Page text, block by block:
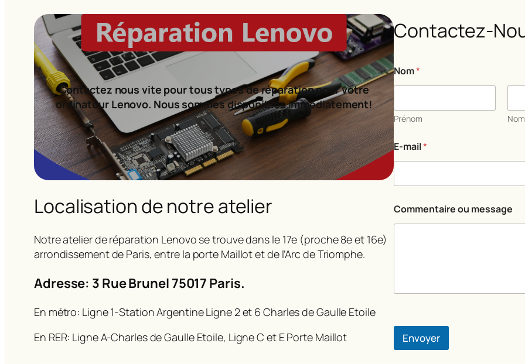
Contactez nous vite pour tous types de réparation pour votre
ordinateur Lenovo. Nous sommes disponibles immédiatement!
Localisation de notre atelier
Notre atelier de réparation Lenovo se trouve dans le 17e (proche 8e et 16e)
arrondissement de Paris, entre la porte Maillot et de l’Arc de Triomphe.
Adresse: 3 Rue Brunel 75017 Paris.
En métro: Ligne 1-Station Argentine Ligne 2 et 6 Charles de Gaulle Etoile
En RER: Ligne A-Charles de Gaulle Etoile, Ligne C et E Porte Maillot
Contactez-
o
m
e
n
a
i
r
*
u
Nom*
Prénom Nom
E-mail*
Commentaire ou message
Envoyer